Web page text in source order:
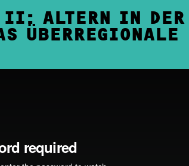
II: ALTERN IN DER
ÜBERREGIONALE